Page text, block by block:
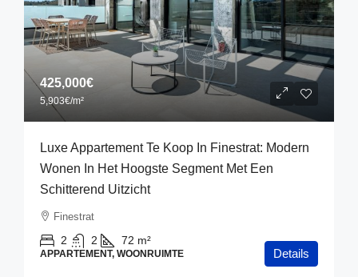
425,000€
5,903€/m²
Luxe Appartement Te Koop In Finestrat: Modern
Wonen In Het Hoogste Segment Met Een
Schitterend Uitzicht
Finestrat
2 2 72 m²
APPARTEMENT, WOONRUIMTE Details